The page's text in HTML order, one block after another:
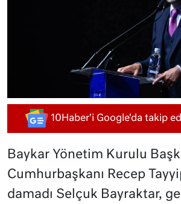
10Haber'i Google'da takip
Baykar Yönetim Kurulu
Cumhurbaşkanı Recep
damadı Selçuk Bayraktar,